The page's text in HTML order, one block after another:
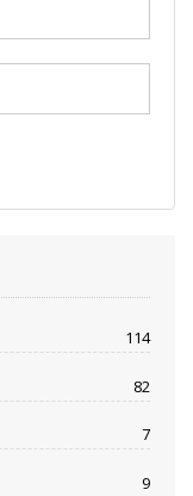
114
82
7
9